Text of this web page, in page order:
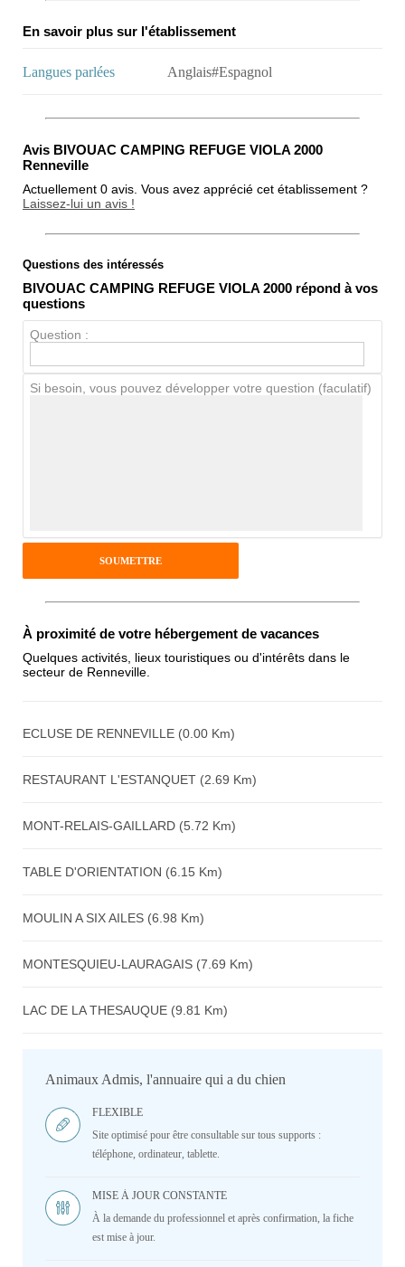
En savoir plus sur l'établissement
Langues parlées Anglais#Espagnol
Avis BIVOUAC CAMPING REFUGE VIOLA 2000
Renneville
Actuellement 0 avis. Vous avez apprécié cet établissement ?
Laissez-lui un avis !
Note globale
Propreté
Chien / chat
Pseudo :
Questions des intéressés
BIVOUAC CAMPING REFUGE VIOLA 2000 répond à vos
questions
Question :
Si besoin, vous pouvez développer votre question (faculatif)
À proximité de votre hébergement de vacances
Quelques activités, lieux touristiques ou d'intérêts dans le
secteur de Renneville.
ECLUSE DE RENNEVILLE (0.00 Km)
RESTAURANT L'ESTANQUET (2.69 Km)
MONT-RELAIS-GAILLARD (5.72 Km)
TABLE D'ORIENTATION (6.15 Km)
MOULIN A SIX AILES (6.98 Km)
MONTESQUIEU-LAURAGAIS (7.69 Km)
LAC DE LA THESAUQUE (9.81 Km)
Animaux Admis, l'annuaire qui a du chien
FLEXIBLE
Site optimisé pour être consultable sur tous supports :
téléphone, ordinateur, tablette.
MISE À JOUR CONSTANTE
À la demande du professionnel et après confirmation, la fiche
est mise à jour.